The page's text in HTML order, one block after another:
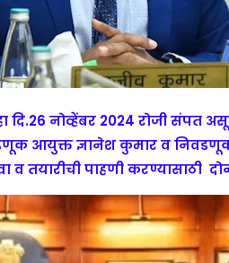
दि.26 नोव्हेंबर 2024 रोजी संपत
आयुक्त ज्ञानेश कुमार व
व तयारीची पाहणी करण्यासाठी